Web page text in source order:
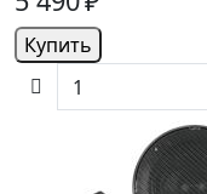
Купить